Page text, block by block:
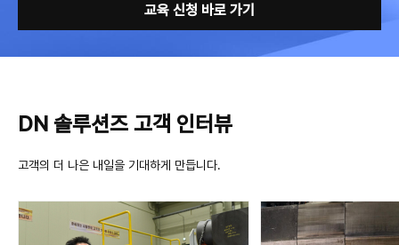
교육 신청 바로 가기
DN 솔루션즈 고객 인터뷰
고객의 더 나은 내일을 기대하게 만듭니다.